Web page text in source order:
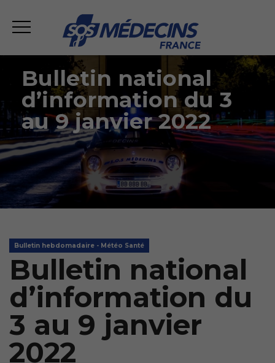
Bulletin national
d’information du 3
au 9 janvier 2022
Bulletin hebdomadaire - Météo Santé
Bulletin national
d’information du
3 au 9 janvier
2022